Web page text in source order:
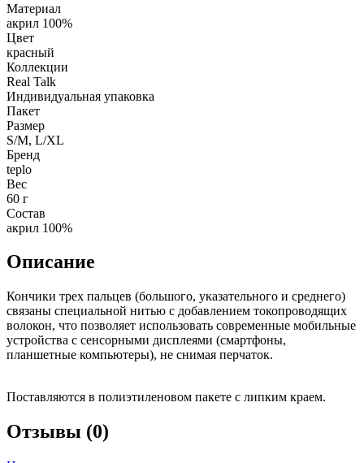
Материал
акрил 100%
Цвет
красный
Коллекции
Real Talk
Индивидуальная упаковка
Пакет
Размер
S/M, L/XL
Бренд
teplo
Вес
60 г
Состав
акрил 100%
Описание
Кончики трех пальцев (большого, указательного и среднего)
связаны специальной нитью с добавлением токопроводящих
волокон, что позволяет использовать современные мобильные
устройства с сенсорными дисплеями (смартфоны,
планшетные компьютеры), не снимая перчаток.
Поставляются в полиэтиленовом пакете с липким краем.
Отзывы (0)